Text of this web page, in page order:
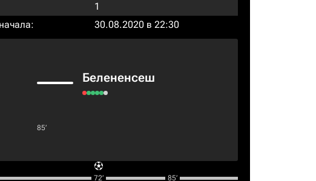
1
30.08.2020 в 22:30
Белененсеш
85‎’‎
72‎’‎ 85‎’‎